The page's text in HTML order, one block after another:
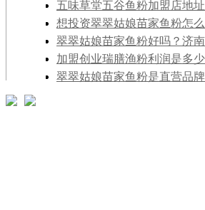
五味草堂五谷鱼粉加盟店地
么？开一家五味草堂五谷鱼粉
概多少钱？
想投资翠翠姑娘苗家鱼粉怎
有没有人加盟过它并且成功过
翠翠姑娘苗家鱼粉好吗？济
苗家鱼粉加盟之后的生意怎么
加盟创业瑞膳渔粉利润是多
积的大小对营业额的影响很大
翠翠姑娘苗家鱼粉是直营品